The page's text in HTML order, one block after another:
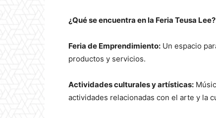
¿Qué se encuentra en la Feria Teusa Lee?
Feria de Emprendimiento: Un espacio
productos y servicios.
Actividades culturales y artísticas:
actividades relacionadas con el arte y la